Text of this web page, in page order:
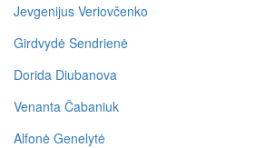
Jevgenijus Veriovčenko
Girdvydė Sendrienė
Dorida Diubanova
Venanta Čabaniuk
Alfonė Genelytė